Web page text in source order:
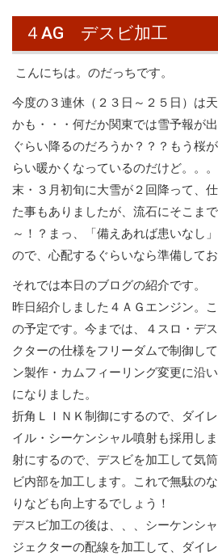
４AG デスビ加工
こんにちは。のだっちです。
今度の３連休（２３日～２５日）は
かも・・・何だか関東では雪予報が
ぐらい降るのだろうか？？？もう桜
らい暖かくなっているのだけど。。
末・３月初旬に大雪が２回降って、
た事もありましたが、流石にそこま
～！？まっ、「備えあれば患いなし
ので、心配するぐらいなら準備して
それでは本日のブログの紹介です。
昨日紹介しました４ＡＧエンジン。
の予定です。今までは、４スロ・デ
クターの仕様をフリーダムで制御し
ン製作・カムフィーリング変更に沿
になりました。
折角ＬＩＮＫ制御にするので、ダイ
イル・シーケンシャル噴射も採用し
射にするので、デスビを加工して気
ビ内部を加工します。これで無駄の
りなども向上するでしょう！
デスビ加工の後は、、、シーケンシ
ジェクターの配線を加工して、ダイ